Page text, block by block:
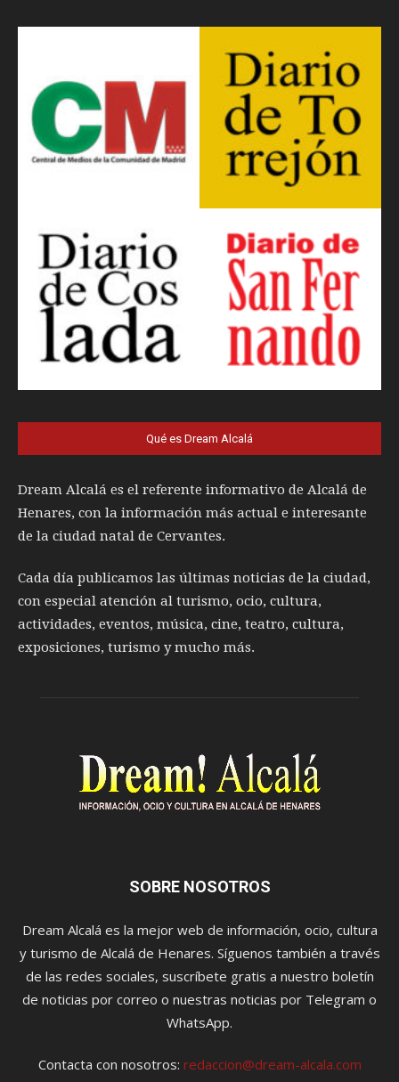
Qué es Dream Alcalá
Dream Alcalá es el referente informativo de Alcalá de
Henares, con la información más actual e interesante
de la ciudad natal de Cervantes.
Cada día publicamos las últimas noticias de la ciudad,
con especial atención al turismo, ocio, cultura,
actividades, eventos, música, cine, teatro, cultura,
exposiciones, turismo y mucho más.
SOBRE NOSOTROS
Dream Alcalá es la mejor web de información, ocio, cultura
y turismo de Alcalá de Henares. Síguenos también a través
de las redes sociales, suscríbete gratis a nuestro boletín
de noticias por correo o nuestras noticias por Telegram o
WhatsApp.
Contacta con nosotros: redaccion@dream-alcala.com